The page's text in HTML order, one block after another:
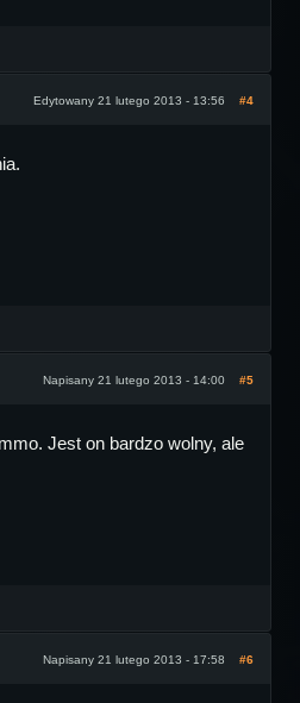
Edytowany 21 lutego 2013 - 13:56 #4
Napisany 21 lutego 2013 - 14:00 #5
Jest on bardzo wolny, ale
Napisany 21 lutego 2013 - 17:58 #6